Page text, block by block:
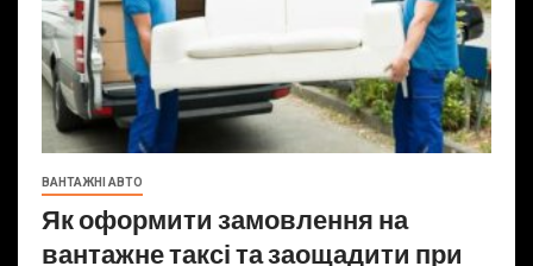
ВАНТАЖНІ АВТО
Як оформити замовлення на
вантажне таксі та заощадити при